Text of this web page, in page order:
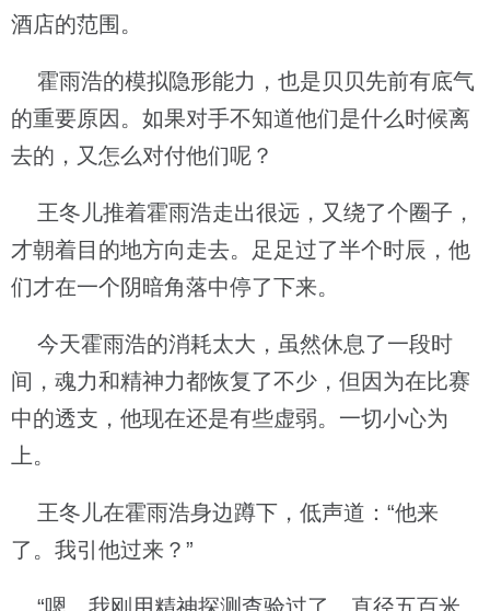
酒店的范围。
霍雨浩的模拟隐形能力，也是贝贝先前有底气
的重要原因。如果对手不知道他们是什么时候离
去的，又怎么对付他们呢？
王冬儿推着霍雨浩走出很远，又绕了个圈子，
才朝着目的地方向走去。足足过了半个时辰，他
们才在一个阴暗角落中停了下来。
今天霍雨浩的消耗太大，虽然休息了一段时
间，魂力和精神力都恢复了不少，但因为在比赛
中的透支，他现在还是有些虚弱。一切小心为
上。
王冬儿在霍雨浩身边蹲下，低声道：“他来
了。我引他过来？”